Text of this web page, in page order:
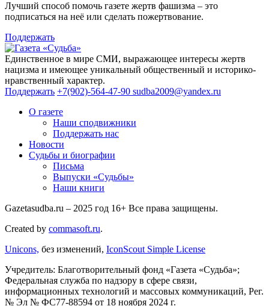
Лучший способ помочь газете жертв фашизма – это
подписаться на неё или сделать пожертвование.
Поддержать
Единственное в мире СМИ, выражающее интересы жертв
нацизма и имеющее уникальный общественный и историко-
нравственный характер.
Поддержать +7(902)-564-47-90 sudba2009@yandex.ru
О газете
Наши сподвижники
Поддержать нас
Новости
Судьбы и биографии
Письма
Выпуски «Судьбы»
Наши книги
Gazetasudba.ru – 2025 год 16+ Все права защищены.
Created by commasoft.ru.
Unicons, без изменений, IconScout Simple License
Учредитель: Благотворительный фонд «Газета «Судьба»;
Федеральная служба по надзору в сфере связи,
информационных технологий и массовых коммуникаций, Рег.
№ Эл № ФС77-88594 от 18 ноября 2024 г.